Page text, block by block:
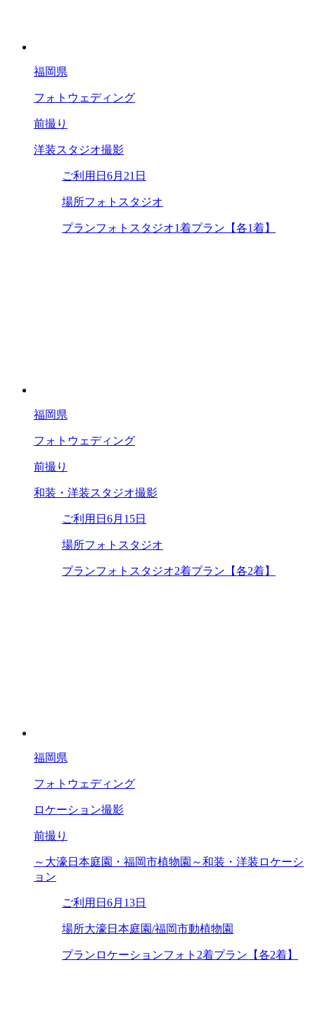
福岡県
フォトウェディング
前撮り
洋装スタジオ撮影
ご利用日 6月21日
場所フォトスタジオ
プランフォトスタジオ1着プラン【各1着】
福岡県
フォトウェディング
前撮り
和装・洋装スタジオ撮影
ご利用日 6月15日
場所フォトスタジオ
プランフォトスタジオ2着プラン【各2着】
福岡県
フォトウェディング
ロケーション撮影
前撮り
～大濠日本庭園・福岡市植物園～和装・洋装ロケーシ
ョン
ご利用日 6月13日
場所大濠日本庭園/福岡市動植物園
プラン ロケーションフォト2着プラン【各2着】